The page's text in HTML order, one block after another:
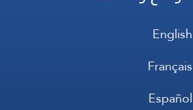
English
Français
Español